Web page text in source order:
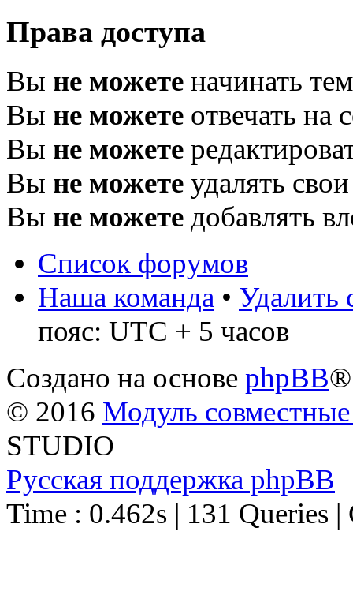
Права доступа
Вы не можете начинать
Вы не можете отвечать на
Вы не можете
Вы не можете удалять
Вы не можете добавлять
Список форумов
Наша команда • Удалить
пояс: UTC + 5 часов
Создано на основе phpBB®
© 2016 Модуль
STUDIO
Русская поддержка phpBB
Time : 0.462s | 131 Queries